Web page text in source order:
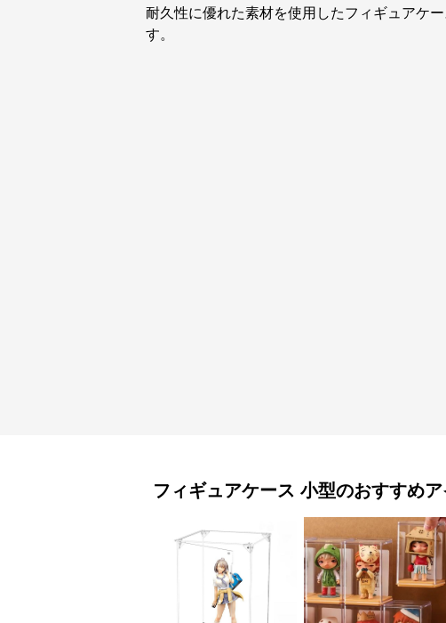
耐久性に優れた素材を使用したフィギュアケ
す。
フィギュアケース 小型のおすすめ